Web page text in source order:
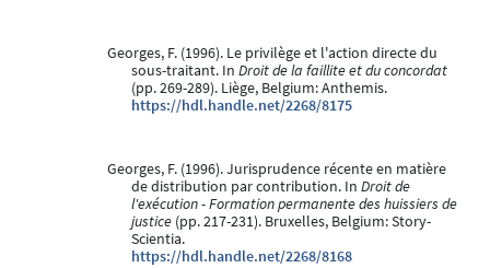
Georges, F. (1996). Le privilège et l'action directe du
sous-traitant. In Droit de la faillite et du concordat
(pp. 269-289). Liège, Belgium: Anthemis.
https://hdl.handle.net/2268/8175
Georges, F. (1996). Jurisprudence récente en matière
de distribution par contribution. In Droit de
l'exécution - Formation permanente des huissiers de
justice (pp. 217-231). Bruxelles, Belgium: Story-
Scientia.
https://hdl.handle.net/2268/8168